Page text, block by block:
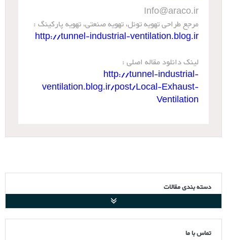
Info@araco.ir
مرجع طراحی تهویه تونل، تهویه صنعتی، تهویه پارکینگ :
http://tunnel-industrial-ventilation.blog.ir
لینک دانلود مقاله اصلی :
http://tunnel-industrial-
ventilation.blog.ir/post/Local-Exhaust-
Ventilation
دسته بندی مقالات
تماس با ما